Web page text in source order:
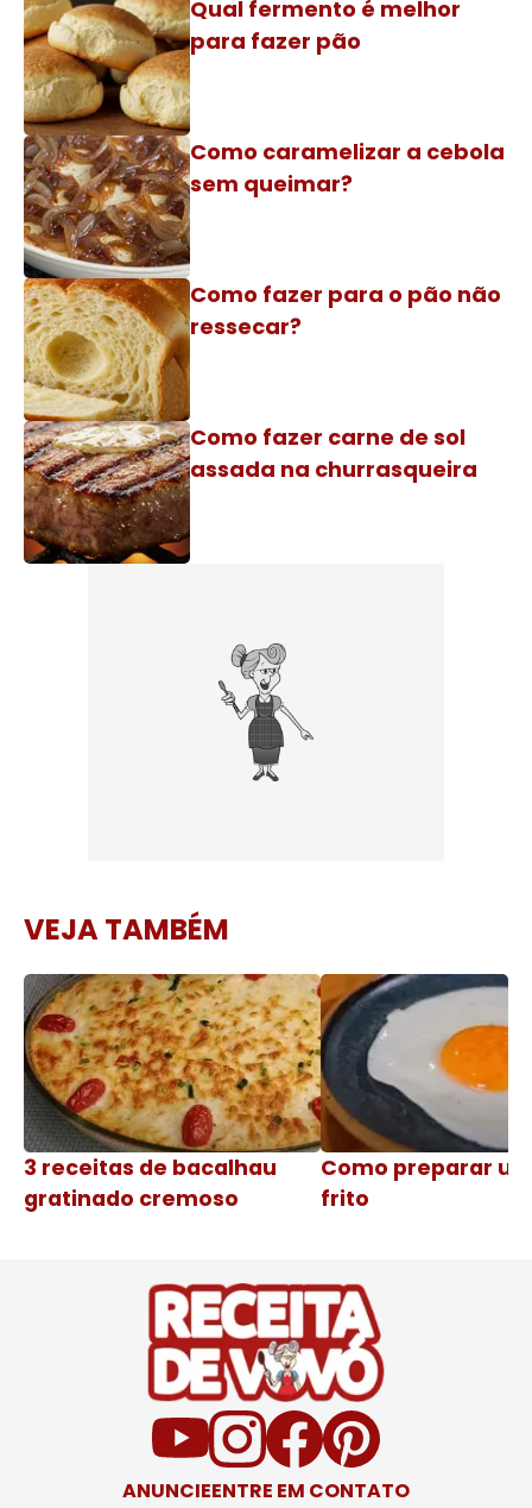
Qual fermento é melhor
para fazer pão
Como caramelizar a cebola
sem queimar?
Como fazer para o pão não
ressecar?
Como fazer carne de sol
assada na churrasqueira
VEJA TAMBÉM
3 receitas de bacalhau
gratinado cremoso
Como preparar
frito
ANUNCIEENTRE EM CONTATO